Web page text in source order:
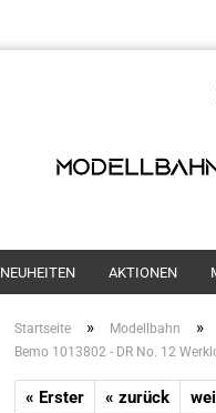
NEUHEITEN AKTIONEN
Startseite » Modellbahn »
Bemo 1013802 - DR No. 12
« Erster « zurück